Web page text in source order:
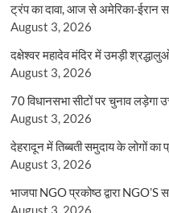
ट्रंप का दावा, आज से अमेरिका-ईरान
August 3, 2026
दक्षेश्वर महादेव मंदिर में उमड़ी
August 3, 2026
70 विधानसभा सीटों पर चुनाव लड़ेगा
August 3, 2026
देहरादून में तिब्बती समुदाय के लोगों का
August 3, 2026
भाजपा NGO प्रकोष्ठ द्वारा
August 3, 2026